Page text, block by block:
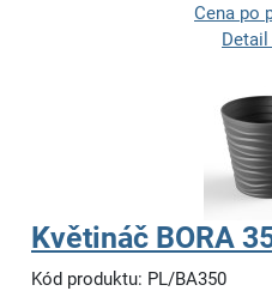
Cena po
Květináč BORA
Kód produktu: PL/BA350